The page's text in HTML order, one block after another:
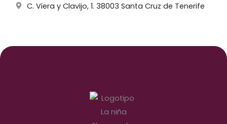
C. Viera y Clavijo, 1. 38003 Santa Cruz de Tenerife